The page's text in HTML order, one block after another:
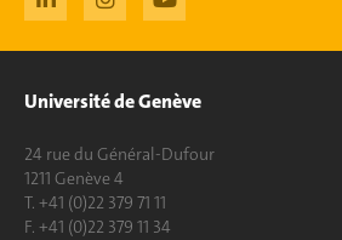
Université de Genève
24 rue du Général-Dufour
1211 Genève 4
T. +41 (0)22 379 71 11
F. +41 (0)22 379 11 34